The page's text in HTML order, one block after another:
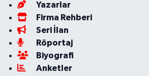
Yazarlar
Firma Rehberi
Seri İlan
Röportaj
Biyografi
Anketler